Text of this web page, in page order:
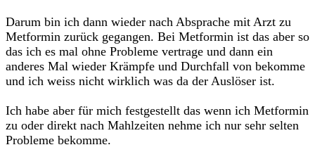
Darum bin ich dann wieder nach Absprache mit Arzt zu
Metformin zurück gegangen. Bei Metformin ist das aber so
das ich es mal ohne Probleme vertrage und dann ein
anderes Mal wieder Krämpfe und Durchfall von bekomme
und ich weiss nicht wirklich was da der Auslöser ist.
Ich habe aber für mich festgestellt das wenn ich Metformin
zu oder direkt nach Mahlzeiten nehme ich nur sehr selten
Probleme bekomme.